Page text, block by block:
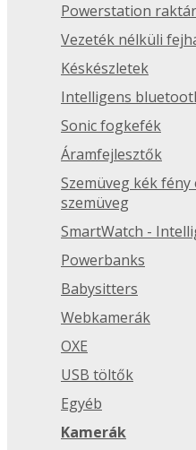
Powerstation
Vezeték nélküli
Késkészletek
Intelligens
Sonic fogkefék
Áramfejlesztők
Szemüveg kék
szemüveg
SmartWatch -
Powerbanks
Babysitters
Webkamerák
OXE
USB töltők
Egyéb
Kamerák